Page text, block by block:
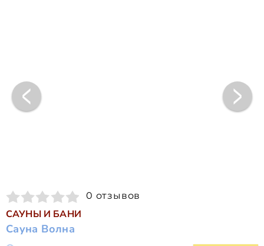
0 отзывов
САУНЫ И БАНИ
Сауна Волна